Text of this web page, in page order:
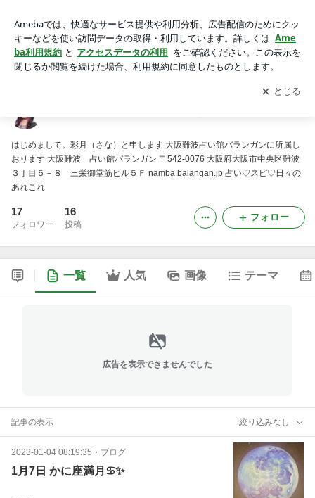
アプリをダウンロードして ブログの更新通知
を受け取りまし
ょう。
開く
はじめまして。彩月（さな）と申します 大阪難波占い館バランガンに所属し
おります 大阪難波 占い館バランガン 〒542-0076 大阪府大阪市中央区難波
３丁目５－８ 三栄御堂筋ビル５Ｆ namba.balangan.jp 占い♡スピ♡日々の
あれこれ
17
フォロワー
16
投稿
フォロー
一覧 人気 画像 テーマ
広告を表示できませんでした
記事の表示 絞り込みなし
2023-01-04 08:19:35 ・ ブログ
1月7日 かに座満月♋️✨